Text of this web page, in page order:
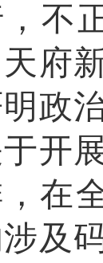
不
天府
政
开
在
及